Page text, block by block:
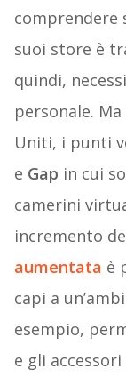
comprendere
suoi store è
quindi,
personale.
Uniti, i punti
e Gap in cui
camerini
incremento
aumentata è
capi a
esempio,
e gli